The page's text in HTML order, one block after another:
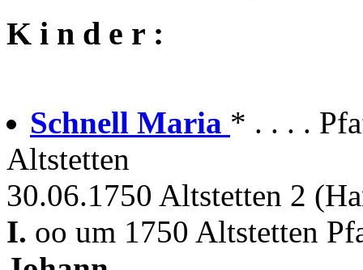
K i n d e r :
Schnell Maria * . . . .
Altstetten
30.06.1750 Altstetten 2
I. oo um 1750 Altstetten